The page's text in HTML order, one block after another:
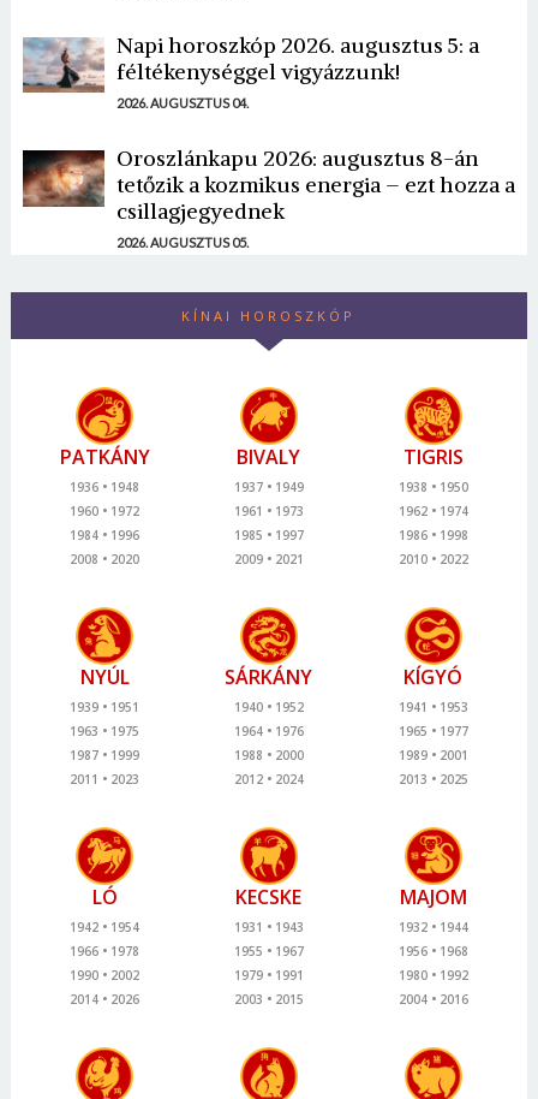
Napi horoszkóp 2026. augusztus 5: a
féltékenységgel vigyázzunk!
2026. AUGUSZTUS 04.
Oroszlánkapu 2026: augusztus 8-án
tetőzik a kozmikus energia – ezt hozza a
csillagjegyednek
2026. AUGUSZTUS 05.
KÍNAI HOROSZKÓP
PATKÁNY
1936
1948
1960
1972
1984
1996
2008
2020
BIVALY
1937
1949
1961
1973
1985
1997
2009
2021
TIGRIS
1938
1950
1962
1974
1986
1998
2010
2022
NYÚL
1939
1951
1963
1975
1987
1999
2011
2023
SÁRKÁNY
1940
1952
1964
1976
1988
2000
2012
2024
KÍGYÓ
1941
1953
1965
1977
1989
2001
2013
2025
LÓ
1942
1954
1966
1978
1990
2002
2014
2026
KECSKE
1931
1943
1955
1967
1979
1991
2003
2015
MAJOM
1932
1944
1956
1968
1980
1992
2004
2016